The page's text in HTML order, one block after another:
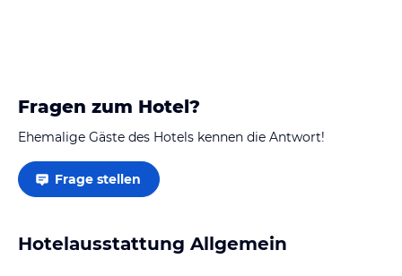
Fragen zum Hotel?
Ehemalige Gäste des Hotels kennen die Antwort!
Frage stellen
Hotelausstattung Allgemein